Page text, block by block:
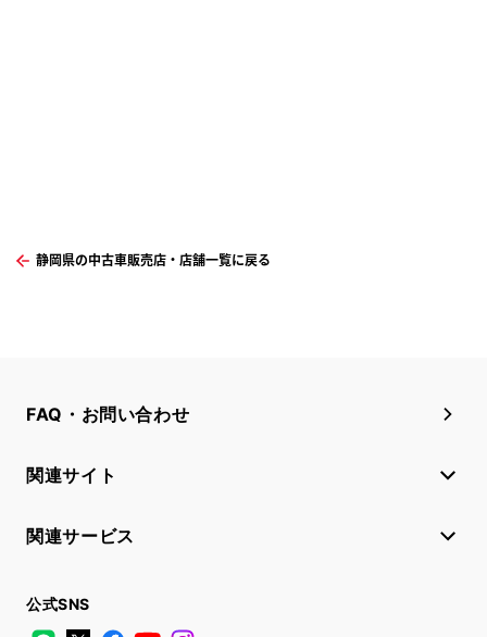
静岡県の中古車販売店・店舗一覧に戻る
FAQ・お問い合わせ
関連サイト
関連サービス
公式SNS
LINE
X FacebookYouTube